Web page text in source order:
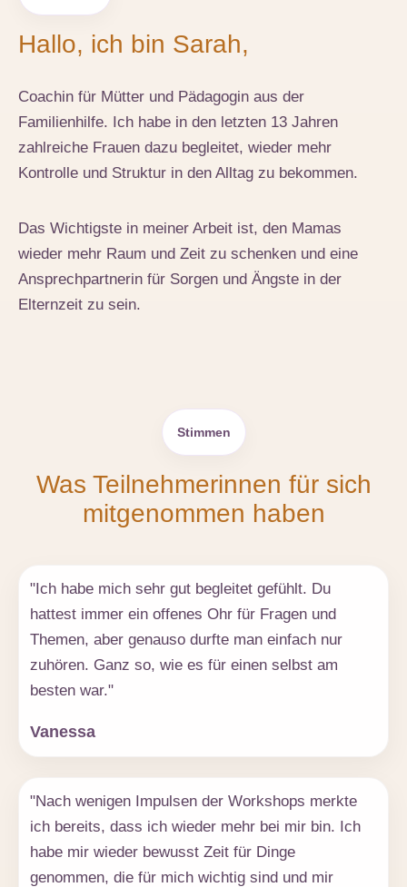
Hallo, ich bin Sarah,
Coachin für Mütter und Pädagogin aus der
Familienhilfe. Ich habe in den letzten 13 Jahren
zahlreiche Frauen dazu begleitet, wieder mehr
Kontrolle und Struktur in den Alltag zu bekommen.
Das Wichtigste in meiner Arbeit ist, den Mamas
wieder mehr Raum und Zeit zu schenken und eine
Ansprechpartnerin für Sorgen und Ängste in der
Elternzeit zu sein.
Stimmen
Was Teilnehmerinnen für sich
mitgenommen haben
"Ich habe mich sehr gut begleitet gefühlt. Du
hattest immer ein offenes Ohr für Fragen und
Themen, aber genauso durfte man einfach nur
zuhören. Ganz so, wie es für einen selbst am
besten war."
Vanessa
"Nach wenigen Impulsen der Workshops merkte
ich bereits, dass ich wieder mehr bei mir bin. Ich
habe mir wieder bewusst Zeit für Dinge
genommen, die für mich wichtig sind und mir